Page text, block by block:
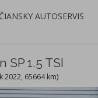
AUTOSERVIS
SP 1.5 TSI
2022, 65664 km)